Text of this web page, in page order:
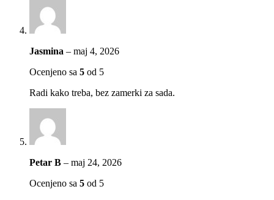
Jasmina – maj 4, 2026
Ocenjeno sa 5 od 5
Radi kako treba, bez zamerki za sada.
Petar B – maj 24, 2026
Ocenjeno sa 5 od 5